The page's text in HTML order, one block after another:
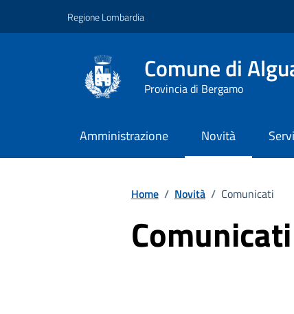
Regione Lombardia
Comune di
Provincia di Bergamo
Amministrazione Novità
Home / Novità / Comunicati
Comunicati